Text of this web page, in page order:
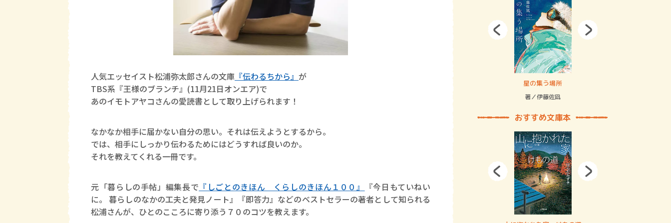
人気エッセイスト松浦弥太郎さんの文庫 『伝わるちから』 が
TBS系『王様のブランチ』(11月21日オンエア)で
あのイモトアヤコさんの愛読書として取り上げられます！
なかなか相手に届かない自分の思い。それは伝えようとするから。
では、相手にしっかり伝わるためにはどうすれば良いのか。
それを教えてくれる一冊です。
元「暮らしの手帖」編集長で 『しごとのきほん くらしのきほん１００』
『今日もていねい
に。 暮らしのなかの工夫と発見ノート』『即答力』などのベストセラーの著者として知られる
松浦さんが、ひとのこころに寄り添う７０のコツを教えます。
星の集う場所
著／伊藤佐凪
おすすめ文庫本